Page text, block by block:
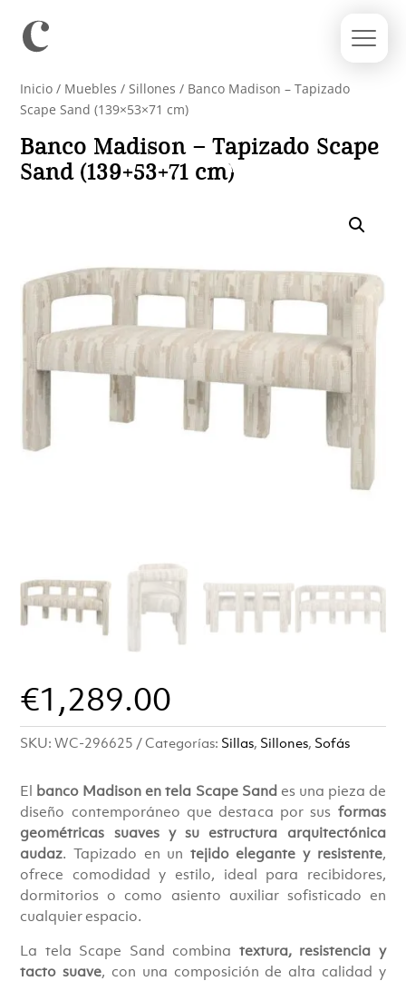
Inicio / Muebles /Sillones / Banco Madison – Tapizado
Scape Sand (139×53×71 cm)
Banco Madison – Tapizado Scape
Sand (139×53×71 cm)
€1,289.00
SKU:WC-296625 Categorías: Sillas, Sillones, Sofás
El banco Madison en tela Scape Sandes una pieza de
diseño contemporáneo que destaca por sus formas
geométricas suaves y su estructura arquitectónica
audaz. Tapizado en un tejido elegante y resistente,
ofrece comodidad y estilo, ideal para recibidores,
dormitorios o como asiento auxiliar sofisticado en
cualquier espacio.
La tela Scape Sand combina textura, resistencia y
tacto suave, con una composición de alta calidad y